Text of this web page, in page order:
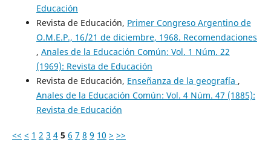
Educación
Revista de Educación, Primer Congreso Argentino de
O.M.E.P., 16/21 de diciembre, 1968. Recomendaciones
, Anales de la Educación Común: Vol. 1 Núm. 22
(1969): Revista de Educación
Revista de Educación, Enseñanza de la geografía ,
Anales de la Educación Común: Vol. 4 Núm. 47 (1885):
Revista de Educación
<< < 1 2 3 4 5 6 7 8 9 10 > >>